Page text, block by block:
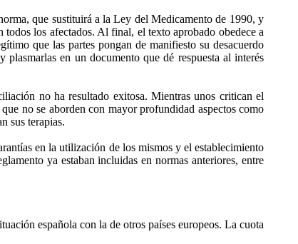
que sustituirá a la Ley del Medicamento de 1990, y
los afectados. Al final, el texto aprobado obedece a
que las partes pongan de manifiesto su desacuerdo
en un documento que dé respuesta al interés
no ha resultado exitosa. Mientras unos critican el
no se aborden con mayor profundidad aspectos como
sus terapias.
en la utilización de los mismos y el establecimiento
ya estaban incluidas en normas anteriores, entre
española con la de otros países europeos. La cuota